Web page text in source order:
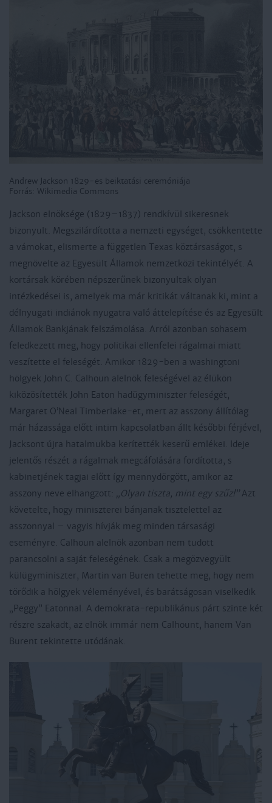
Andrew Jackson 1829-es beiktatási ceremóniája
Forrás: Wikimedia Commons
Jackson elnöksége (1829–1837) rendkívül sikeresnek
bizonyult. Megszilárdította a nemzeti egységet, csökkentette
a vámokat, elismerte a független Texas köztársaságot, s
megnövelte az Egyesült Államok nemzetközi tekintélyét. A
kortársak körében népszerűnek bizonyultak olyan
intézkedései is, amelyek ma már kritikát váltanak ki, mint a
délnyugati indiánok nyugatra való áttelepítése és az Egyesült
Államok Bankjának felszámolása. Arról azonban sohasem
feledkezett meg, hogy politikai ellenfelei rágalmai miatt
veszítette el feleségét. Amikor 1829-ben a washingtoni
hölgyek John C. Calhoun alelnök feleségével az élükön
kiközösítették John Eaton hadügyminiszter feleségét,
Margaret O’Neal Timberlake-et, mert az asszony állítólag
már házassága előtt intim kapcsolatban állt későbbi férjével,
Jacksont újra hatalmukba kerítették keserű emlékei. Ideje
jelentős részét a rágalmak megcáfolására fordította, s
kabinetjének tagjai előtt így mennydörgött, amikor az
asszony neve elhangzott:
„Olyan tiszta, mint egy szűz!”Azt
követelte, hogy miniszterei bánjanak tisztelettel az
asszonnyal – vagyis hívják meg minden társasági
eseményre. Calhoun alelnök azonban nem tudott
parancsolni a saját feleségének. Csak a megözvegyült
külügyminiszter, Martin van Buren tehette meg, hogy nem
törődik a hölgyek véleményével, és barátságosan viselkedik
„Peggy” Eatonnal. A demokrata-republikánus párt szinte két
részre szakadt, az elnök immár nem Calhount, hanem Van
Burent tekintette utódának.